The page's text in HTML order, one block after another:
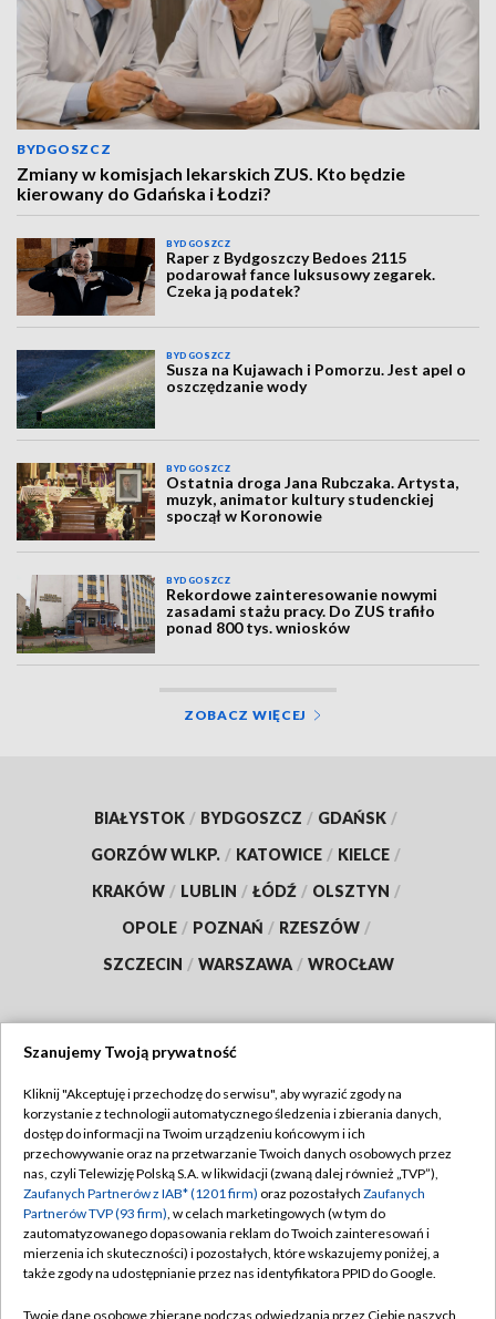
BYDGOSZCZ
Zmiany w komisjach lekarskich ZUS. Kto będzie
kierowany do Gdańska i Łodzi?
BYDGOSZCZ
Raper z Bydgoszczy Bedoes 2115
podarował fance luksusowy zegarek.
Czeka ją podatek?
BYDGOSZCZ
Susza na Kujawach i Pomorzu. Jest apel o
oszczędzanie wody
BYDGOSZCZ
Ostatnia droga Jana Rubczaka. Artysta,
muzyk, animator kultury studenckiej
spoczął w Koronowie
BYDGOSZCZ
Rekordowe zainteresowanie nowymi
zasadami stażu pracy. Do ZUS trafiło
ponad 800 tys. wniosków
ZOBACZ WIĘCEJ
BIAŁYSTOK / BYDGOSZCZ / GDAŃSK /
GORZÓW WLKP. / KATOWICE / KIELCE /
KRAKÓW / LUBLIN / ŁÓDŹ / OLSZTYN /
OPOLE / POZNAŃ / RZESZÓW /
SZCZECIN / WARSZAWA / WROCŁAW
TVP
Abonament TVP
Emisja w TVP
Centrum informacji TVP
Naziemna Telewizja Cyfrowa
Regulamin TVP
Polityka prywatności
Moje zgody
Pomoc
Szanujemy Twoją prywatność
Kliknij "Akceptuję i przechodzę do serwisu", aby wyrazić zgody na
korzystanie z technologii automatycznego śledzenia i zbierania danych,
dostęp do informacji na Twoim urządzeniu końcowym i ich
przechowywanie oraz na przetwarzanie Twoich danych osobowych przez
nas, czyli Telewizję Polską S.A. w likwidacji (zwaną dalej również „TVP”),
Zaufanych Partnerów z IAB* (1201 firm) oraz pozostałych Zaufanych
Partnerów TVP (93 firm), w celach marketingowych (w tym do
zautomatyzowanego dopasowania reklam do Twoich zainteresowań i
mierzenia ich skuteczności) i pozostałych, które wskazujemy poniżej, a
także zgody na udostępnianie przez nas identyfikatora PPID do Google.
Twoje dane osobowe zbierane podczas odwiedzania przez Ciebie naszych